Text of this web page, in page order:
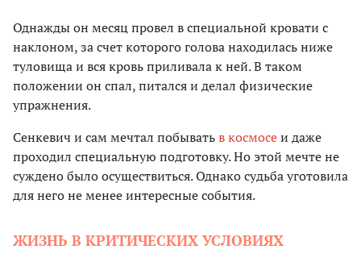
Однажды он месяц провел в специальной кровати с
наклоном, за счет которого голова находилась ниже
туловища и вся кровь приливала к ней. В таком
положении он спал, питался и делал физические
упражнения.
Сенкевич и сам мечтал побыватьв космосеи даже
проходил специальную подготовку. Но этой мечте не
суждено было осуществиться. Однако судьба уготовила
для него не менее интересные события.
ЖИЗНЬ В КРИТИЧЕСКИХ УСЛОВИЯХ